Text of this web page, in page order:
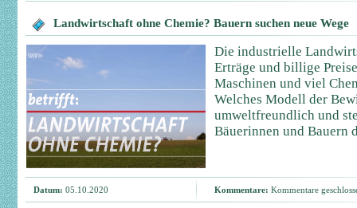
Landwirtschaft ohne Chemie? Bauern suchen neue Wege
Die industrielle
Erträge und billige
Maschinen und viel
Welches Modell der
umweltfreundlich und
Bäuerinnen und Bauern
Datum: 05.10.2020 Kommentare: Kommentare